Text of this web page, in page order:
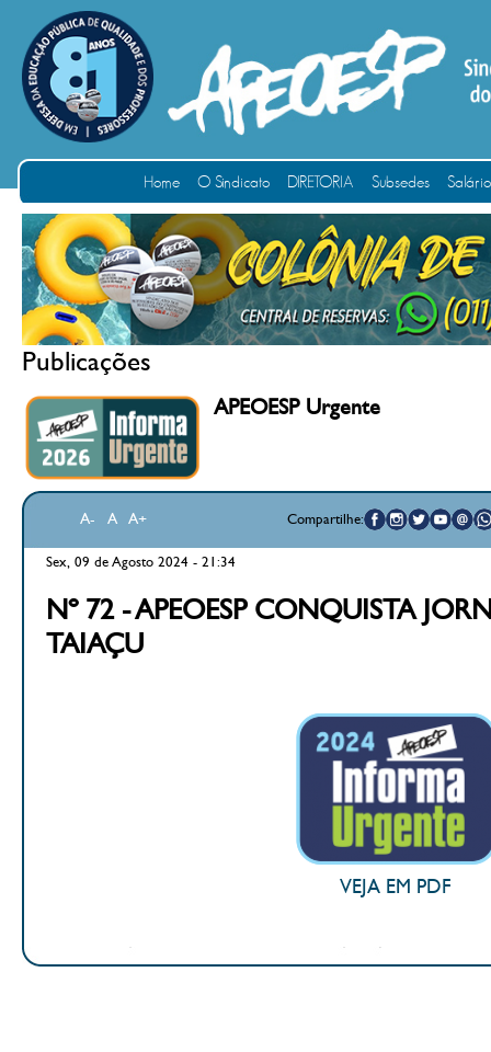
Home O Sindicato DIRETORIA Subsedes
Publicações
APEOESP Urgente
A- A A+ Compartilhe:
Sex, 09 de Agosto 2024 - 21:34
Nº 72 - APEOESP CONQUISTA
TAIAÇU
VEJA EM PDF